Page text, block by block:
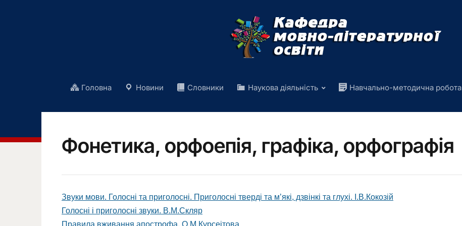
Головна Новини Словники Наукова діяльність Навчально-методична робота
Фонетика, орфоепія, графіка, орфографія
Звуки мови. Голосні та приголосні. Приголосні тверді та м’які, дзвінкі та глухі. І.В.Кокозій
Голосні і приголосні звуки. В.М.Скляр
Правила вживання апострофа. О.М.Курсеітова